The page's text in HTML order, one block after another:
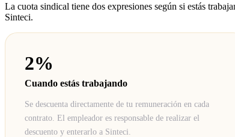
La cuota sindical tiene dos expresiones según si estás
Sinteci.
2%
Cuando estás trabajando
Se descuenta directamente de tu remuneración en cada
contrato. El empleador es responsable de realizar el
descuento y enterarlo a Sinteci.